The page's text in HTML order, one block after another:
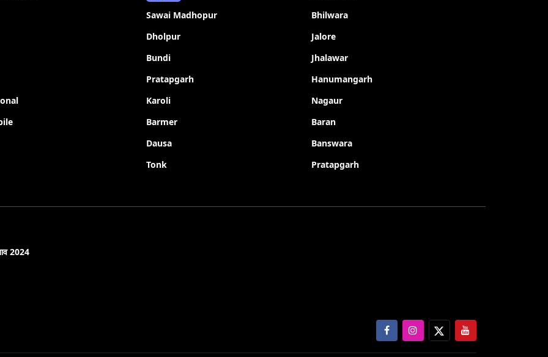
Sawai Madhopur
Bhilwara
Dholpur
Jalore
Bundi
Jhalawar
Pratapgarh
Hanumangarh
Karoli
Nagaur
Barmer
Baran
Dausa
Banswara
Tonk
Pratapgarh
2024